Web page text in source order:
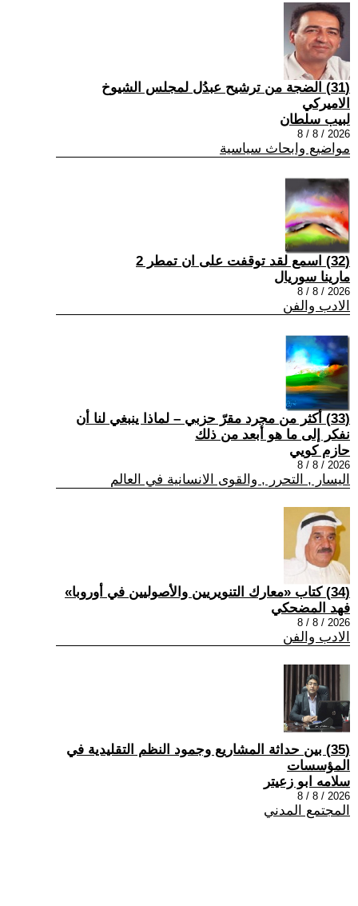
(31) الضجة من ترشيح عبدُل لمجلس الشيوخ
الاميركي
لبيب سلطان
2026 / 8 / 8
مواضيع وابحاث سياسية
(32) اسمع لقد توقفت على ان تمطر 2
مارينا سوريال
2026 / 8 / 8
الادب والفن
(33) أكثر من مجرد مقرّ حزبي – لماذا ينبغي لنا أن
نفكر إلى ما هو أبعد من ذلك
حازم كويي
2026 / 8 / 8
اليسار , التحرر , والقوى الانسانية في العالم
(34) كتاب «معارك التنويريين والأصوليين في أوروبا»
فهد المضحكي
2026 / 8 / 8
الادب والفن
(35) بين حداثة المشاريع وجمود النظم التقليدية في
المؤسسات
سلامه ابو زعيتر
2026 / 8 / 8
المجتمع المدني